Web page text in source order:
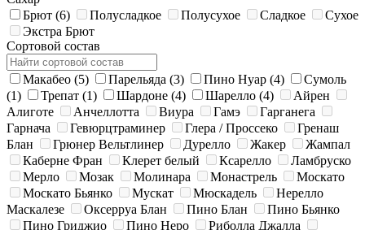
Брют (6) Полусладкое Полусухое Сладкое
Сухое
Экстра Брют
Сортовой состав
Макабео (5) Парельяда (3) Пино Нуар (4)
Сумоль
(1)
Трепат (1) Шардоне (4) Шарелло (4)
Айрен
Алиготе
Анчеллотта Виура Гамэ
Гарганега
Гарнача
Гевюрцтраминер Глера / Просcеко
Гренаш
Блан
Грюнер Вельтлинер Дурелло Жакер
Жампал
Каберне Фран
Клерет белый Ксарелло
Ламбруско
Мерло
Мозак Молинара Монастрель
Москато
Москато Бьянко
Мускат Мюскадель
Нерелло
Маскалезе
Оксерруа Блан Пино Блан
Пино Бьянко
Пино Гриджио
Пино Неро
Риболла Джалла